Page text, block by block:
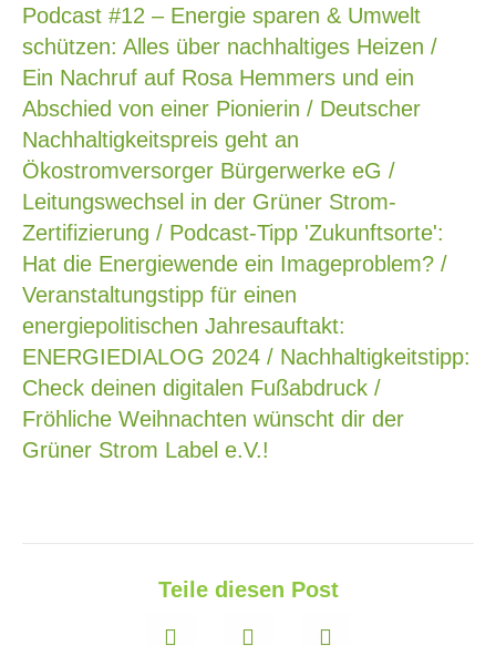
Podcast #12 – Energie sparen & Umwelt
schützen: Alles über nachhaltiges Heizen /
Ein Nachruf auf Rosa Hemmers und ein
Abschied von einer Pionierin / Deutscher
Nachhaltigkeitspreis geht an
Ökostromversorger Bürgerwerke eG /
Leitungswechsel in der Grüner Strom-
Zertifizierung / Podcast-Tipp 'Zukunftsorte':
Hat die Energiewende ein Imageproblem? /
Veranstaltungstipp für einen
energiepolitischen Jahresauftakt:
ENERGIEDIALOG 2024 / Nachhaltigkeitstipp:
Check deinen digitalen Fußabdruck /
Fröhliche Weihnachten wünscht dir der
Grüner Strom Label e.V.!
Teile diesen Post